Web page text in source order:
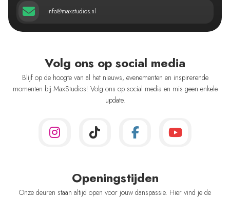
info@maxstudios.nl
Volg ons op social media
Blijf op de hoogte van al het nieuws, evenementen en inspirerende
momenten bij MaxStudios! Volg ons op social media en mis geen enkele
update.
Openingstijden
Onze deuren staan altijd open voor jouw danspassie. Hier vind je de